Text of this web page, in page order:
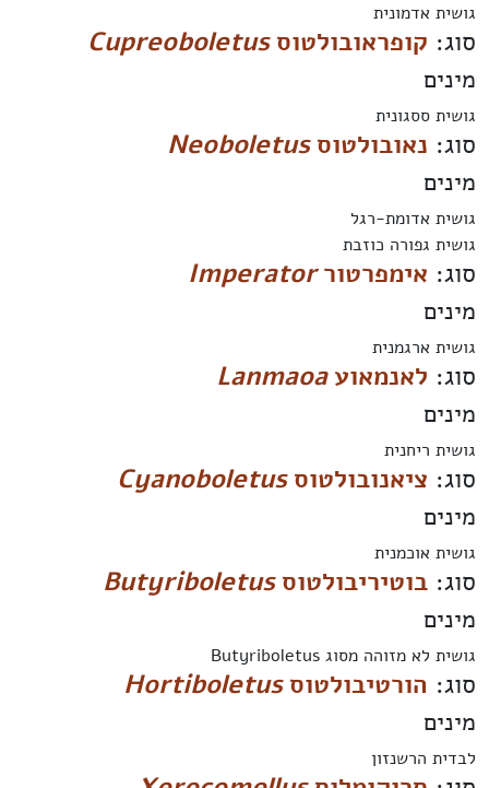
גושית אדמונית
סוג:קופראובולטוסCupreoboletus
מינים
גושית ססגונית
סוג:נאובולטוסNeoboletus
מינים
גושית אדומת-רגל
גושית גפורה כוזבת
סוג:אימפרטורImperator
מינים
גושית ארגמנית
סוג:לאנמאועLanmaoa
מינים
גושית ריחנית
סוג:ציאנובולטוסCyanoboletus
מינים
גושית אוכמנית
סוג:בוטיריבולטוסButyriboletus
מינים
גושית לא מזוהה מסוג Butyriboletus
סוג:הורטיבולטוסHortiboletus
מינים
לבדית הרשנזון